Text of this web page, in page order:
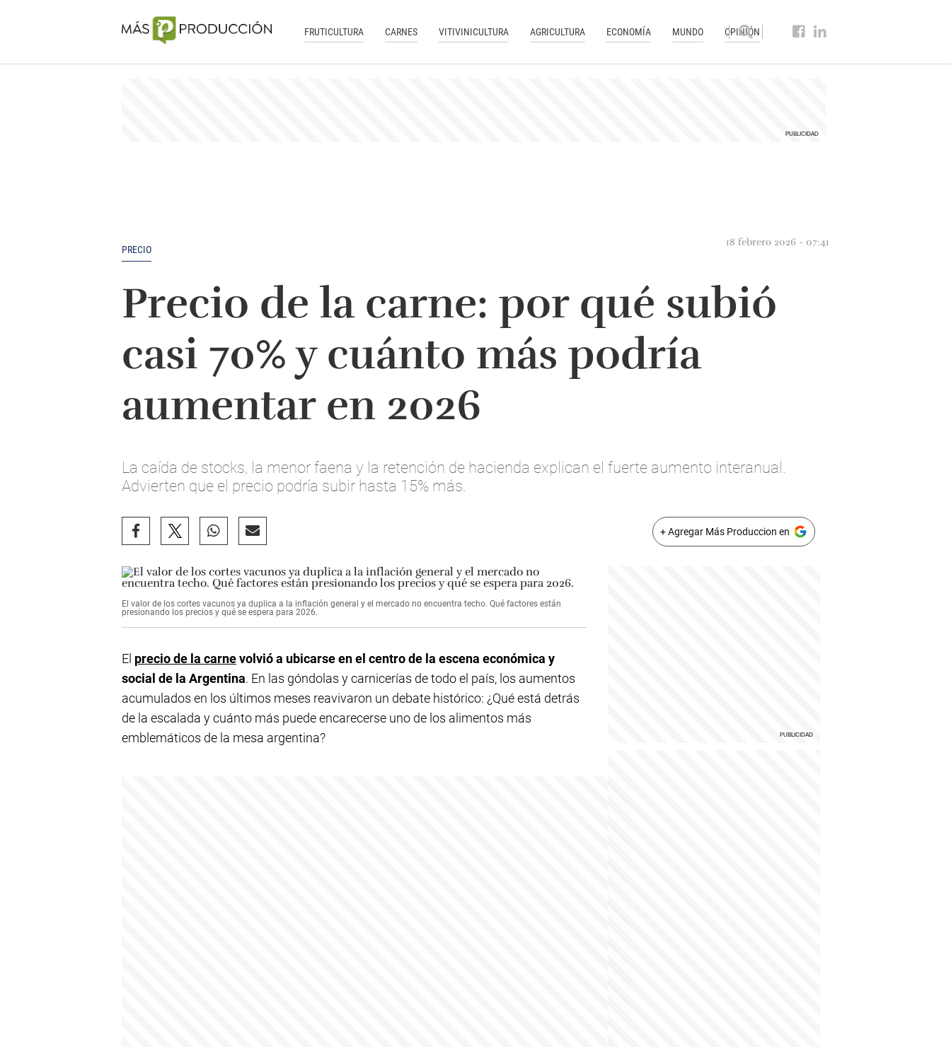
FRUTICULTURA CARNES VITIVINICULTURA AGRICULTURA ECONOMÍA MUNDO OPINIÓN
PRECIO
18 febrero 2026 - 07:41
Precio de la carne: por qué subió
casi 70% y cuánto más podría
aumentar en 2026
La caída de stocks, la menor faena y la retención de hacienda explican el fuerte aumento interanual.
Advierten que el precio podría subir hasta 15% más.
+ Agregar Más Produccion en
El valor de los cortes vacunos ya duplica a la inflación general y el mercado no encuentra techo. Qué factores están
presionando los precios y qué se espera para 2026.
El precio de la carnevolvió a ubicarse en el centro de la escena económica y
social de la Argentina. En las góndolas y carnicerías de todo el país, los aumentos
acumulados en los últimos meses reavivaron un debate histórico: ¿Qué está detrás
de la escalada y cuánto más puede encarecerse uno de los alimentos más
emblemáticos de la mesa argentina?